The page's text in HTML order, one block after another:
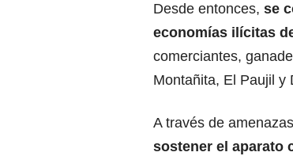
Desde entonces, se
economías ilícitas
comerciantes,
Montañita, El Paujil y
A través de
sostener el aparato